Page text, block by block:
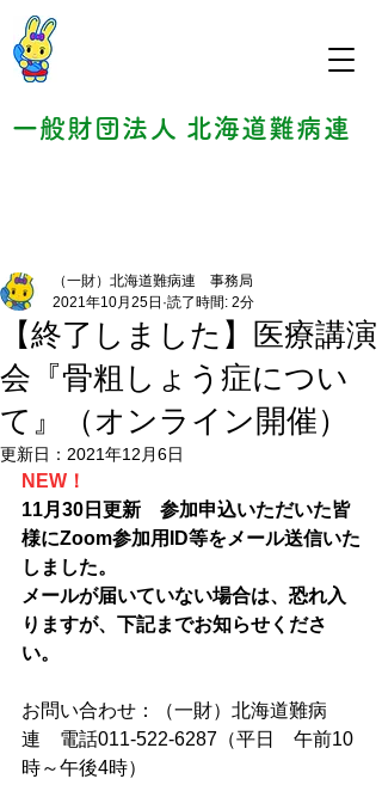
一般財団法人 北海道難病連
【終了しました】医療講演
会『骨粗しょう症につい
て』（オンライン開催）
（一財）北海道難病連 事務局
2021年10月25日 読了時間: 2分
更新日： 2021年12月6日
NEW！
11月30日更新　参加申込いただいた皆
様にZoom参加用ID等をメール送信いた
しました。
メールが届いていない場合は、恐れ入
りますが、下記までお知らせくださ
い。
お問い合わせ：（一財）北海道難病
連　電話011-522-6287（平日　午前10
時～午後4時）